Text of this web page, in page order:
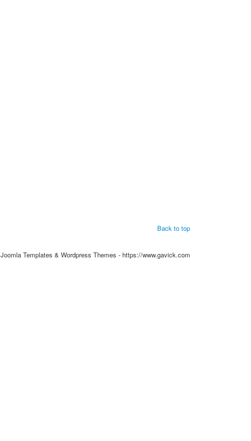
Back to top
Joomla Templates & Wordpress Themes - https://www.gavick.com